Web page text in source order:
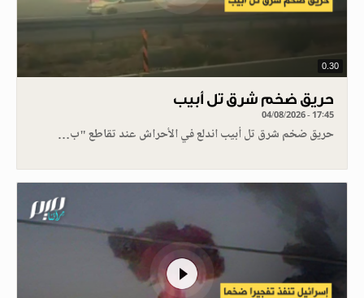
0.30
حريق ضخم شرق تل أبيب
04/08/2026 - 17:45
حريق ضخم شرق تل أبيب اندلع في الأحراش عند تقاطع "ب…